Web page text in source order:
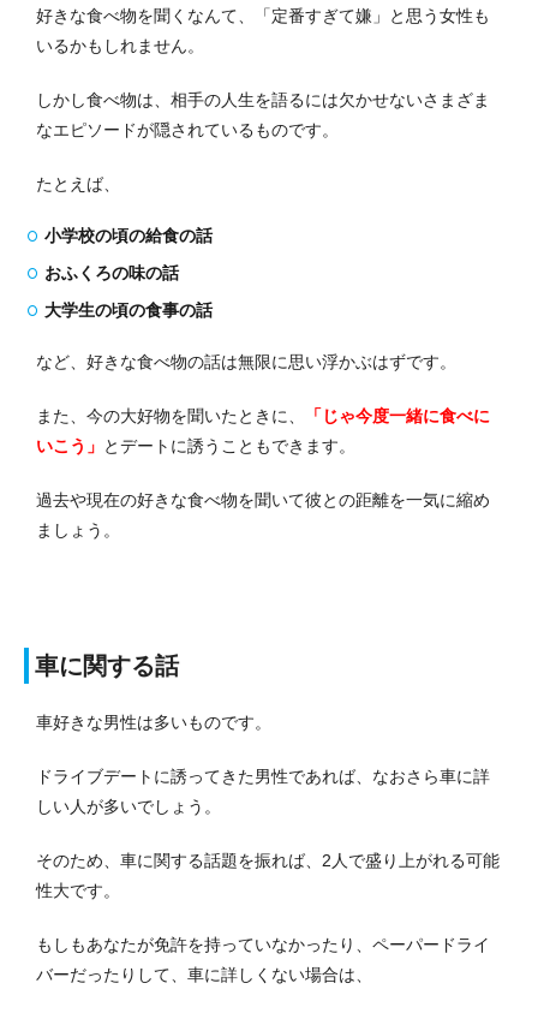
好きな食べ物を聞くなんて、「定番すぎて嫌」と思う女性も
いるかもしれません。
しかし食べ物は、相手の人生を語るには欠かせないさまざま
なエピソードが隠されているものです。
たとえば、
小学校の頃の給食の話
おふくろの味の話
大学生の頃の食事の話
など、好きな食べ物の話は無限に思い浮かぶはずです。
また、今の大好物を聞いたときに、
「じゃ今度一緒に食べに
いこう」 とデートに誘うこともできます。
過去や現在の好きな食べ物を聞いて彼との距離を一気に縮め
ましょう。
車に関する話
車好きな男性は多いものです。
ドライブデートに誘ってきた男性であれば、なおさら車に詳
しい人が多いでしょう。
そのため、車に関する話題を振れば、2人で盛り上がれる可能
性大です。
もしもあなたが免許を持っていなかったり、ペーパードライ
バーだったりして、車に詳しくない場合は、